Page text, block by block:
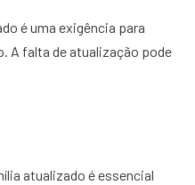
é uma exigência para
A falta de atualização pode
atualizado é essencial